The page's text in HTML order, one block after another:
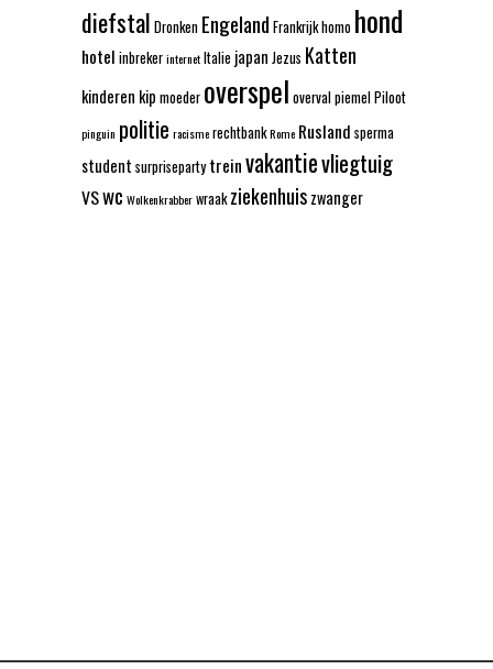
diefstal Dronken Engeland Frankrijkhomo hond
hotel inbrekerinternetItalie japan Jezus Katten
kinderen kip moeder overspel overvalpiemelPiloot
pinguin politie racismerechtbankRome Rusland sperma
student surpriseparty treinvakantievliegtuig
VSwc Wolkenkrabberwraak ziekenhuiszwanger